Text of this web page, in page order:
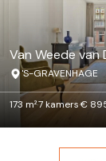
'S-GRAVENHAGE
173 m²·7 kamers·€